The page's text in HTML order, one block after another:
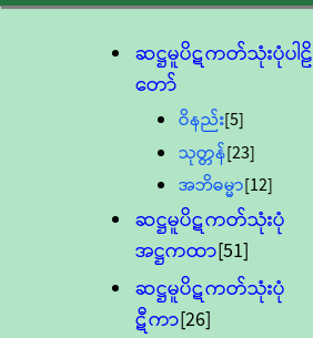
ဆဋ္ဌမူပိဋကတ်သုံးပုံပါဠိ
တော်
ဝိနည်း[5]
သုတ္တန်[23]
အဘိဓမ္မာ[12]
ဆဋ္ဌမူပိဋကတ်သုံးပုံ
အဋ္ဌကထာ[51]
ဆဋ္ဌမူပိဋကတ်သုံးပုံ
ဋီကာ[26]